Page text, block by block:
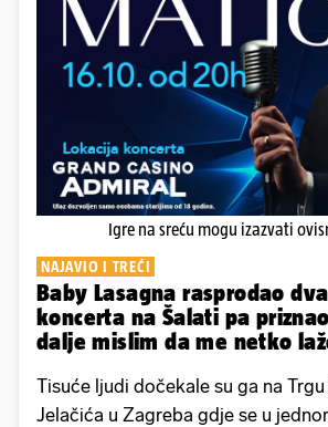
Igre na sreću mogu izazvati
NAJAVIO I TREĆI
Baby Lasagna rasprodao dva
koncerta na Šalati pa
dalje mislim da me netko
Tisuće ljudi dočekale su ga na
Jelačića u Zagreba gdje se u